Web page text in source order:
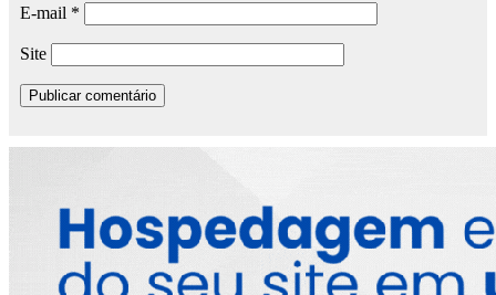
E-mail *
Site